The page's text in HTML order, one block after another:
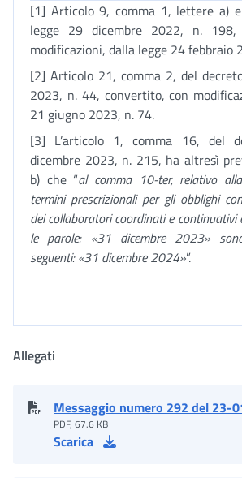
[1] Articolo 9, comma 1, lettere a)
legge 29 dicembre 2022, n. 198,
modificazioni, dalla legge 24 febbraio
[2] Articolo 21, comma 2, del
2023, n. 44, convertito, con
21 giugno 2023, n. 74.
[3] L’articolo 1, comma 16, del
dicembre 2023, n. 215, ha altresì
b) che “al comma 10-ter, relativo
termini prescrizionali per gli obblighi
dei collaboratori coordinati e continuativi
le parole: «31 dicembre 2023»
seguenti: «31 dicembre 2024»”.
Allegati
Messaggio numero 292 del 23-
PDF, 67.6 KB
Scarica